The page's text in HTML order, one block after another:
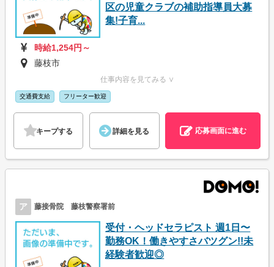
区の児童クラブの補助指導員大募
集!子育...
時給1,254円～
藤枝市
仕事内容を見てみる ∨
交通費支給 フリーター歓迎
キープする 詳細を見る 応募画面に進む
ア 藤接骨院 藤枝警察署前
受付・ヘッドセラピスト 週1日〜
勤務OK！働きやすさバツグン!!未
経験者歓迎◎